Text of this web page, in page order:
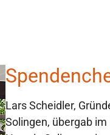
Lars Scheidler,
Solingen, übergab